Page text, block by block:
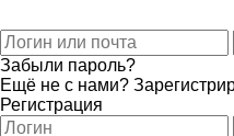
Забыли пароль?
Ещё не с нами?
Регистрация